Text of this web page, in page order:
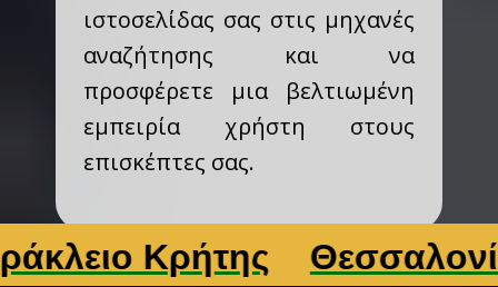
ιστοσελίδας σας στις μηχανές
αναζήτησης και να
προσφέρετε μια βελτιωμένη
εμπειρία χρήστη στους
επισκέπτες σας.
Κρήτης Θεσσαλονίκη